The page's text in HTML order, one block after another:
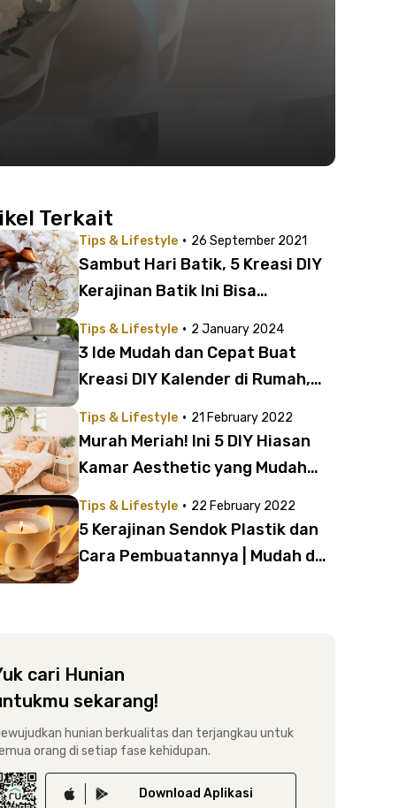
Terkait
Tips & Lifestyle · 26 September 2021
Sambut Hari Batik, 5 Kreasi DIY
Kerajinan Batik Ini Bisa
Tips & Lifestyle · 2 January 2024
3 Ide Mudah dan Cepat Buat
Kreasi DIY Kalender di Rumah,
Tips & Lifestyle · 21 February 2022
Murah Meriah! Ini 5 DIY Hiasan
Kamar Aesthetic yang Mudah
Tips & Lifestyle · 22 February 2022
5 Kerajinan Sendok Plastik dan
Cara Pembuatannya | Mudah dan
cari Hunian
sekarang!
hunian berkualitas dan terjangkau untuk
orang di setiap fase kehidupan.
Download Aplikasi